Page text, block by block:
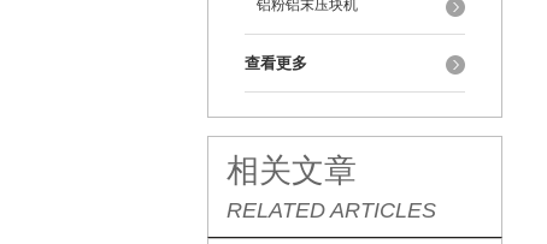
铝粉铝末压块机
查看更多
相关文章
RELATED ARTICLES